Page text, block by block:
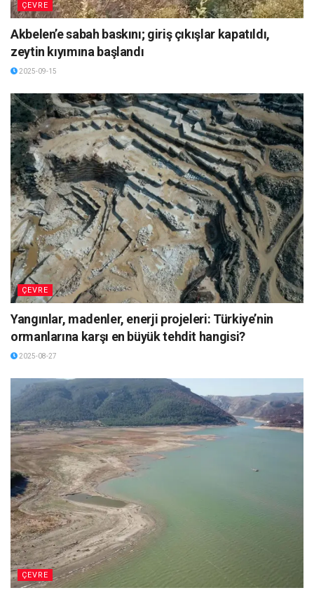
ÇEVRE
Akbelen’e sabah baskını; giriş çıkışlar kapatıldı,
zeytin kıyımına başlandı
2025-09-15
ÇEVRE
Yangınlar, madenler, enerji projeleri: Türkiye’nin
ormanlarına karşı en büyük tehdit hangisi?
2025-08-27
ÇEVRE